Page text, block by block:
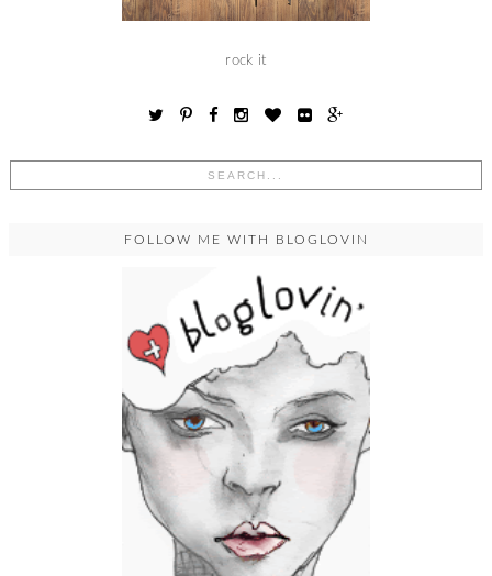
rock it
FOLLOW ME WITH BLOGLOVIN